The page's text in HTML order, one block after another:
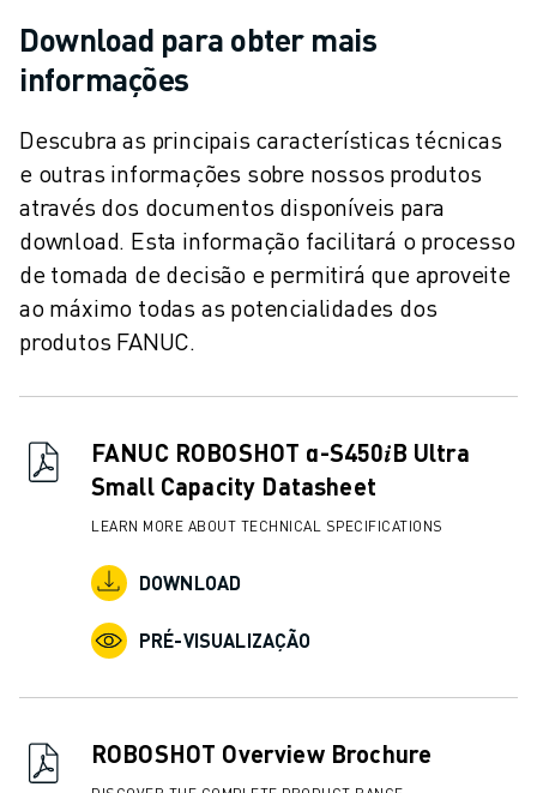
SUSTENTABILIDADE
CARREIRA
JUNTE-SE A NÓS » PORTAL DE EMPREGO
CONTACTO
CONTACTO
LOCALIZAÇÕES
IMPRIMIR
Download para obter mais
informações
Descubra as principais características técnicas
e outras informações sobre nossos produtos
através dos documentos disponíveis para
download. Esta informação facilitará o processo
de tomada de decisão e permitirá que aproveite
ao máximo todas as potencialidades dos
produtos FANUC.
FANUC ROBOSHOT α-S450𝑖B Ultra
Small Capacity Datasheet
LEARN MORE ABOUT TECHNICAL SPECIFICATIONS
DOWNLOAD
PRÉ-VISUALIZAÇÃO
ROBOSHOT Overview Brochure